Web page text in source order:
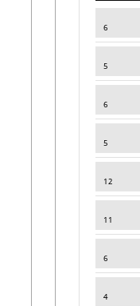
6
5
6
5
12
11
6
4